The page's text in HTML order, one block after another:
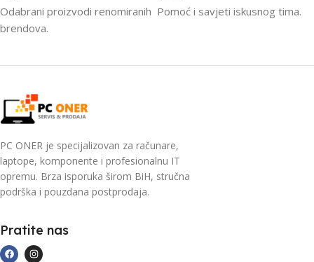
Odabrani proizvodi renomiranih
brendova.
Pomoć i savjeti iskusnog tima.
PC ONER je specijalizovan za računare,
laptope, komponente i profesionalnu IT
opremu. Brza isporuka širom BiH, stručna
podrška i pouzdana postprodaja.
Pratite nas